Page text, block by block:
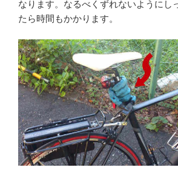
なります。なるべくずれないようにし
たら時間もかかります。